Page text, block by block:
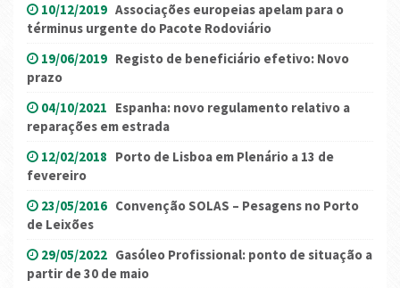
10/12/2019 Associações europeias apelam para o
términus urgente do Pacote Rodoviário
19/06/2019 Registo de beneficiário efetivo: Novo
prazo
04/10/2021 Espanha: novo regulamento relativo a
reparações em estrada
12/02/2018 Porto de Lisboa em Plenário a 13 de
fevereiro
23/05/2016 Convenção SOLAS – Pesagens no Porto
de Leixões
29/05/2022 Gasóleo Profissional: ponto de situação a
partir de 30 de maio